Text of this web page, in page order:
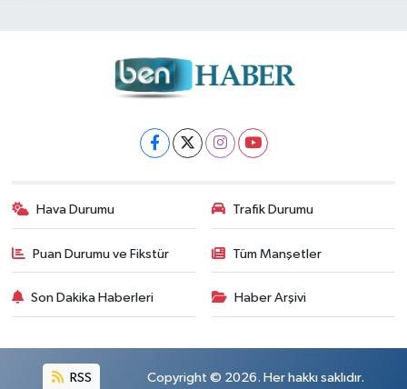
Hava Durumu Trafik Durumu
Puan Durumu ve Fikstür Tüm Manşetler
Son Dakika Haberleri Haber Arşivi
RSS Copyright © 2026. Her hakkı saklıdır.